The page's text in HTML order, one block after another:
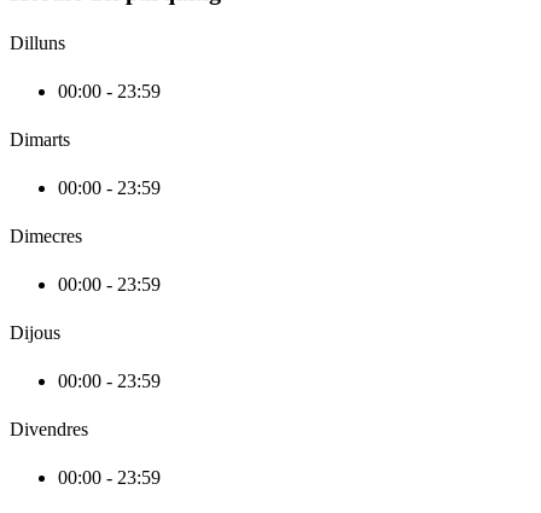
Dilluns
00:00 - 23:59
Dimarts
00:00 - 23:59
Dimecres
00:00 - 23:59
Dijous
00:00 - 23:59
Divendres
00:00 - 23:59